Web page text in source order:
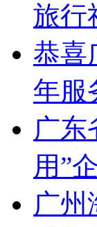
旅行
恭喜
年服
广东
用”
广州